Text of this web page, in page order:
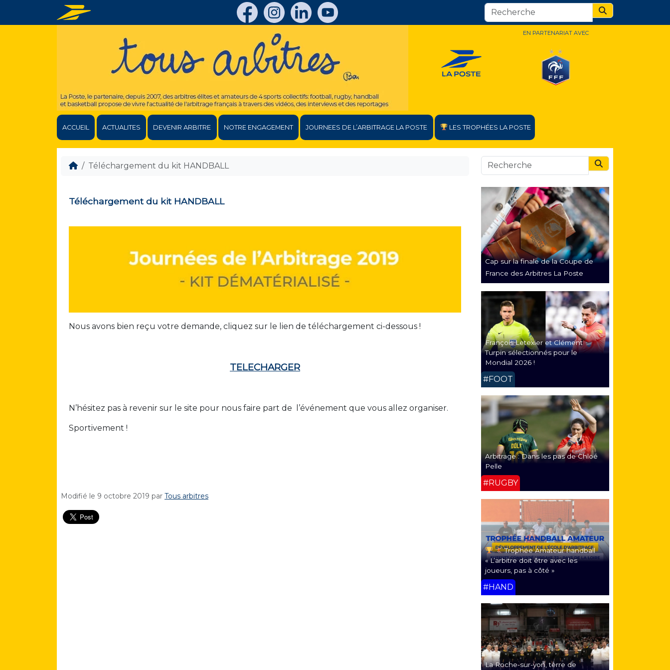
Search
EN PARTENARIAT AVEC
ACCUEIL ACTUALITES DEVENIR ARBITRE NOTRE ENGAGEMENT JOURNEES DE L’ARBITRAGE LA POSTE LES TROPHÉES LA POSTE
Téléchargement du kit HANDBALL
Téléchargement du kit HANDBALL
Nous avons bien reçu votre demande, cliquez sur le lien de téléchargement ci-dessous !
TELECHARGER
N’hésitez pas à revenir sur le site pour nous faire part de l’événement que vous allez organiser.
Sportivement !
Modifié le 9 octobre 2019 par Tous arbitres
Search
Cap sur la finale de la Coupe de
France des Arbitres La Poste
François Letexier et Clément
Turpin sélectionnés pour le
Mondial 2026 !
#FOOT
Arbitrage : Dans les pas de Chloé
Pelle
#RUGBY
Trophée Amateur handball
« L’arbitre doit être avec les
joueurs, pas à côté »
#HAND
La Roche-sur-yon, terre de